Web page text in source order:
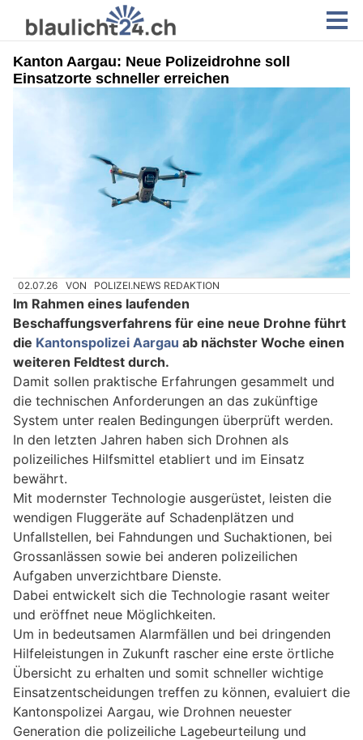
Kanton Aargau: Neue Polizeidrohne soll
Einsatzorte schneller erreichen
02.07.26 VON POLIZEI.NEWS REDAKTION
Im Rahmen eines laufenden
Beschaffungsverfahrens für eine neue Drohne führt
die Kantonspolizei Aargau ab nächster Woche einen
weiteren Feldtest durch.
Damit sollen praktische Erfahrungen gesammelt und
die technischen Anforderungen an das zukünftige
System unter realen Bedingungen überprüft werden.
In den letzten Jahren haben sich Drohnen als
polizeiliches Hilfsmittel etabliert und im Einsatz
bewährt.
Mit modernster Technologie ausgerüstet, leisten die
wendigen Fluggeräte auf Schadenplätzen und
Unfallstellen, bei Fahndungen und Suchaktionen, bei
Grossanlässen sowie bei anderen polizeilichen
Aufgaben unverzichtbare Dienste.
Dabei entwickelt sich die Technologie rasant weiter
und eröffnet neue Möglichkeiten.
Um in bedeutsamen Alarmfällen und bei dringenden
Hilfeleistungen in Zukunft rascher eine erste örtliche
Übersicht zu erhalten und somit schneller wichtige
Einsatzentscheidungen treffen zu können, evaluiert die
Kantonspolizei Aargau, wie Drohnen neuester
Generation die polizeiliche Lagebeurteilung und